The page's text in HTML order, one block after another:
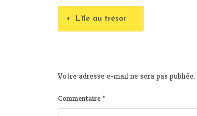
L’île au trésor
Votre adresse e-mail ne sera pas publiée.
Commentaire *